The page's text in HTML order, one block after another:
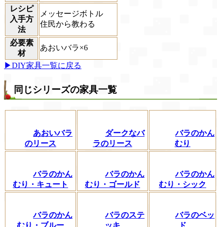
レシピ
入手方
法
メッセージボトル
住民から教わる
必要素
材
あおいバラ×6
▶DIY家具一覧に戻る
同じシリーズの家具一覧
あおいバラ
のリース
ダークなバ
ラのリース
バラのかん
むり
バラのかん
むり・キュート
バラのかん
むり・ゴールド
バラのかん
むり・シック
バラのかん
バラのステ
バラのベッ